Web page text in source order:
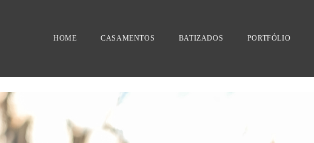
HOME CASAMENTOS BATIZADOS PORTFÓLIO